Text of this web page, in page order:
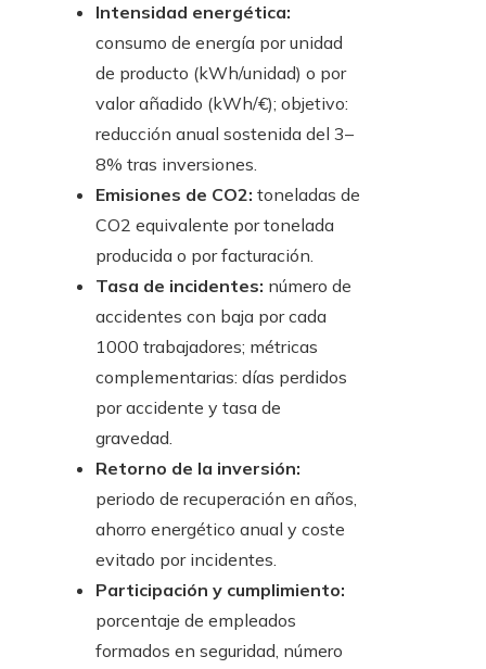
Intensidad energética:
consumo de energía por unidad
de producto (kWh/unidad) o por
valor añadido (kWh/€); objetivo:
reducción anual sostenida del 3–
8% tras inversiones.
Emisiones de CO2: toneladas de
CO2 equivalente por tonelada
producida o por facturación.
Tasa de incidentes: número de
accidentes con baja por cada
1000 trabajadores; métricas
complementarias: días perdidos
por accidente y tasa de
gravedad.
Retorno de la inversión:
periodo de recuperación en años,
ahorro energético anual y coste
evitado por incidentes.
Participación y cumplimiento:
porcentaje de empleados
formados en seguridad, número